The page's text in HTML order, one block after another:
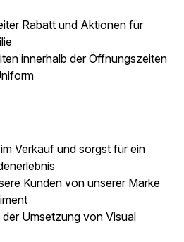
Rabatt und Aktionen für
innerhalb der Öffnungszeiten
Verkauf und sorgst für ein
Kunden von unserer Marke
Umsetzung von Visual